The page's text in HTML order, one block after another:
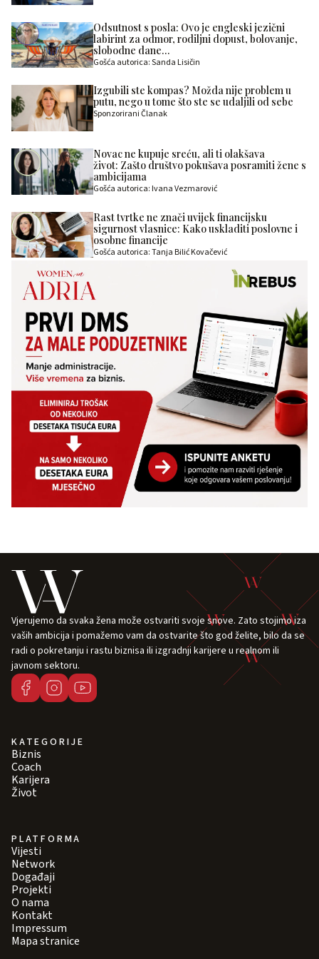
Odsutnost s posla: Ovo je engleski jezični
labirint za odmor, rodiljni dopust, bolovanje,
slobodne dane…
Gošća autorica: Sanda Lisičin
Izgubili ste kompas? Možda nije problem u
putu, nego u tome što ste se udaljili od sebe
Sponzorirani Članak
Novac ne kupuje sreću, ali ti olakšava
život: Zašto društvo pokušava posramiti žene s
ambicijama
Gošća autorica: Ivana Vezmarović
Rast tvrtke ne znači uvijek financijsku
sigurnost vlasnice: Kako uskladiti poslovne i
osobne financije
Gošća autorica: Tanja Bilić Kovačević
Vjerujemo da svaka žena može ostvariti svoje snove. Zato stojimo iza
vaših ambicija i pomažemo vam da ostvarite što god želite, bilo da se
radi o pokretanju i rastu biznisa ili izgradnji karijere u realnom ili
javnom sektoru.
KATEGORIJE
Biznis
Coach
Karijera
Život
PLATFORMA
Vijesti
Network
Događaji
Projekti
O nama
Kontakt
Impressum
Mapa stranice